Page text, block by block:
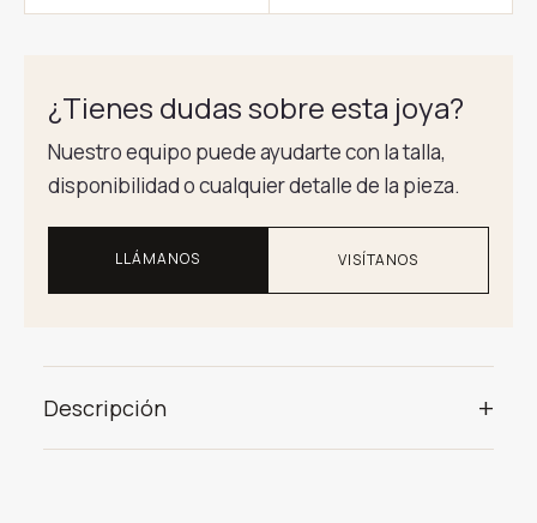
¿Tienes dudas sobre esta joya?
Nuestro equipo puede ayudarte con la talla,
disponibilidad o cualquier detalle de la pieza.
LLÁMANOS VISÍTANOS
Descripción +